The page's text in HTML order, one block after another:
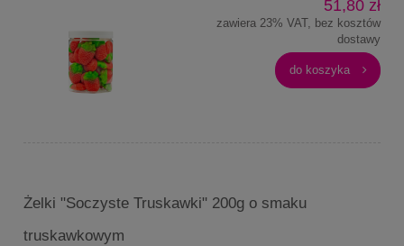
51,80 zł
zawiera 23% VAT, bez kosztów
dostawy
do koszyka
Żelki "Soczyste Truskawki" 200g o smaku
truskawkowym